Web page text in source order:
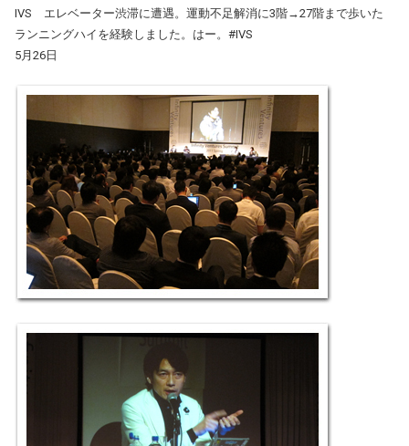
IVS エレベーター渋滞に遭遇。運動不足解消に3階→27階まで歩いた
ランニングハイを経験しました。はー。#IVS
5月26日